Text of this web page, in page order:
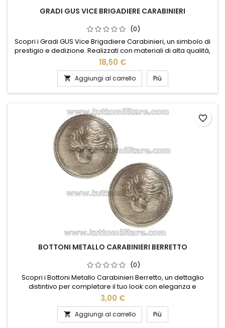
GRADI GUS VICE BRIGADIERE CARABINIERI
(0)
Scopri i Gradi GUS Vice Brigadiere Carabinieri, un simbolo di
prestigio e dedizione. Realizzati con materiali di alta qualità,
questi gradi rappresentano l'onore e la responsabilità del
ruolo. Il design elegante e dettagliato riflette la tradizione e
l'orgoglio dell'Arma dei Carabinieri. Perfetti per completare
l'uniforme con un tocco di autorevolezza,...
18,50 €
 Aggiungi al carrello Più
BOTTONI METALLO CARABINIERI BERRETTO
(0)
Scopri i Bottoni Metallo Carabinieri Berretto, un dettaglio
distintivo per completare il tuo look con eleganza e
autenticità. Realizzati in metallo di alta qualità, questi bottoni
sono progettati per resistere nel tempo, mantenendo intatta
la loro lucentezza. Perfetti per chi desidera aggiungere un
tocco di classe al proprio berretto, questi bottoni...
3,00 €
 Aggiungi al carrello Più
favorite_border